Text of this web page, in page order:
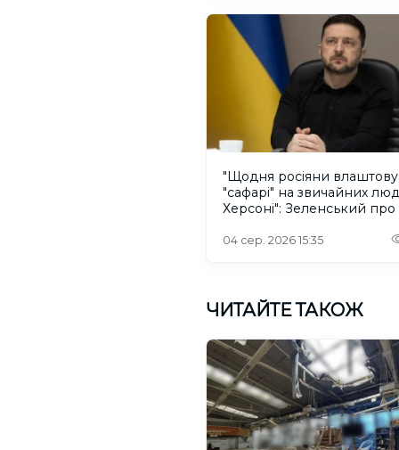
"Щодня росіяни
"сафарі" на звичайних
Херсоні": Зеленський про
04 сер. 2026 15:35
ЧИТАЙТЕ ТАКОЖ